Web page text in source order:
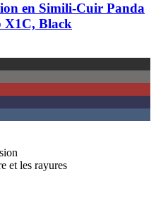
en Simili-​Cuir Panda
Black
et les rayures